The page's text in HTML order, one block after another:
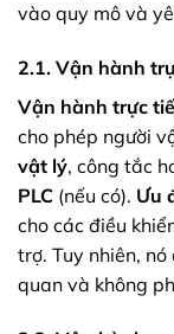
vào quy mô và
2.1. Vận hành
Vận hành trực
cho phép người
vật lý, công tắc
PLC (nếu có). Ưu
cho các điều
trợ. Tuy nhiên, nó
quan và không